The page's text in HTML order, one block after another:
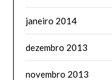
janeiro 2014
dezembro 2013
novembro 2013